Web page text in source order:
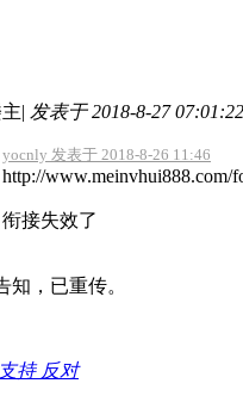
| 发表于 2018-8-27 07:01:22
yocnly 发表于 2018-8-26 11:46
http://www.meinvhui888.com/
衔接失效了
知，已重传。
支持 反对